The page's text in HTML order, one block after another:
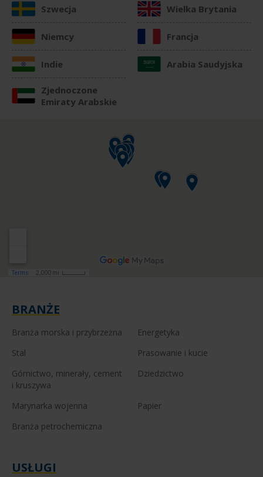
Szwecja Wielka Brytania
Niemcy Francja
Indie Arabia Saudyjska
Zjednoczone
Emiraty Arabskie
BRANŻE
Branża morska i przybrzeżna
Energetyka
Stal
Prasowanie i kucie
Górnictwo, minerały, cement
i kruszywa
Dziedzictwo
Marynarka wojenna
Papier
Branża petrochemiczna
USŁUGI